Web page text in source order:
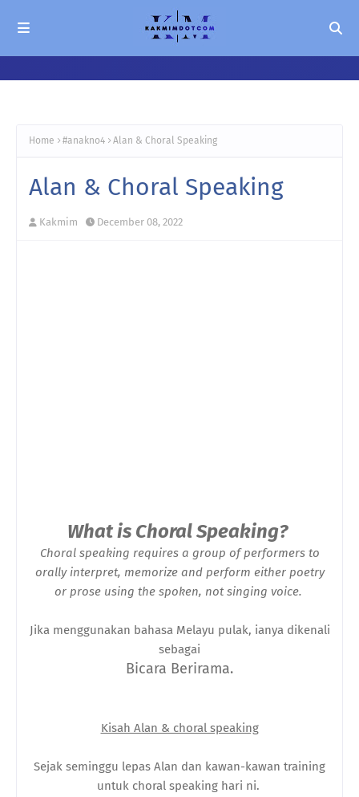
Home #anakno4 Alan & Choral Speaking
Alan & Choral Speaking
Kakmim December 08, 2022
What is Choral Speaking?
Choral speaking requires a group of performers to
orally interpret, memorize and perform either poetry
or prose using the spoken, not singing voice.
Jika menggunakan bahasa Melayu pulak, ianya dikenali
sebagai
Bicara Berirama.
Kisah Alan & choral speaking
Sejak seminggu lepas Alan dan kawan-kawan training
untuk choral speaking hari ni.